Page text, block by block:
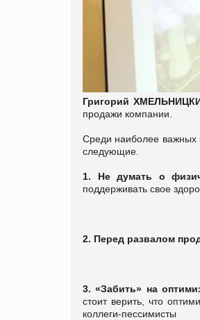
Григорий
продажи компании.
Среди наиболее важных
следующие.
1. Не думать о
поддерживать свое
2. Перед развалом
3.«Забить» на
стоит верить, что
коллеги-пессимисты